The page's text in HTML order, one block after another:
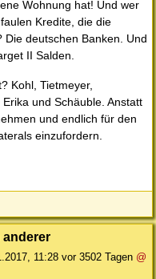
Wohnung hat! Und wer
Kredite, die die
deutschen Banken. Und
II Salden.
Kohl, Tietmeyer,
und Schäuble. Anstatt
und endlich für den
einzufordern.
11:28 vor 3502 Tagen @